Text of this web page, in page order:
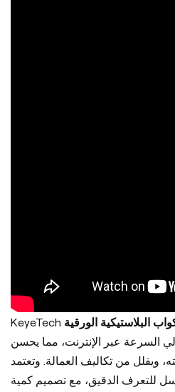
KeyeTech البلاستيكية الورقية
السرعة عبر الإنترنت، مما يحسن
ويقلل من تكاليف العمالة. وتعتمد
للتعرف الدقيق، مع تصميم كمية